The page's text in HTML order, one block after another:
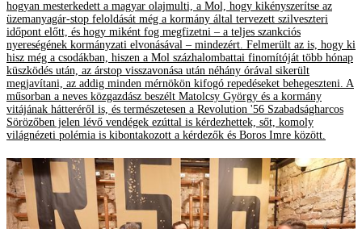
hogyan mesterkedett a magyar olajmulti, a Mol, hogy kikényszerítse az
üzemanyagár-stop feloldását még a kormány által tervezett szilveszteri
időpont előtt, és hogy miként fog megfizetni – a teljes szankciós
nyereségének kormányzati elvonásával – mindezért. Felmerült az is, hogy ki
hisz még a csodákban, hiszen a Mol százhalombattai finomítóját több hónap
küszködés után, az árstop visszavonása után néhány órával sikerült
megjavítani, az addig minden mérnökön kifogó repedéseket behegeszteni. A
műsorban a neves közgazdász beszélt Matolcsy György és a kormány
vitájának hátteréről is, és természetesen a Revolution '56 Szabadságharcos
Sörözőben jelen lévő vendégek ezúttal is kérdezhettek, sőt, komoly
világnézeti polémia is kibontakozott a kérdezők és Boros Imre között.